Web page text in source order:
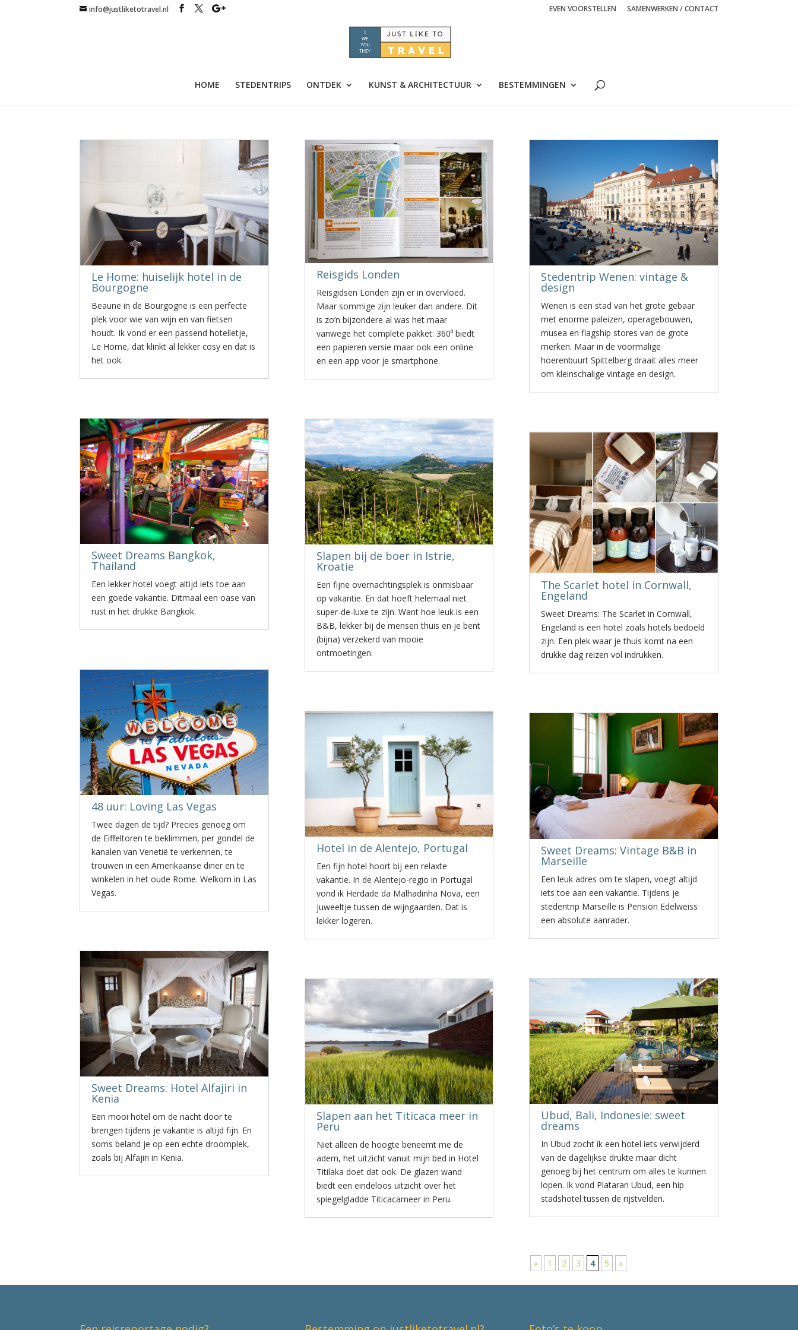
info@justliketotravel.nl EVEN VOORSTELLEN SAMENWERKEN / CONTACT
HOME STEDENTRIPS ONTDEK KUNST & ARCHITECTUUR BESTEMMINGEN
Le Home: huiselijk hotel in de
Bourgogne
Beaune in de Bourgogne is een perfecte
plek voor wie van wijn en van fietsen
houdt. Ik vond er een passend hotelletje,
Le Home, dat klinkt al lekker cosy en dat is
het ook.
Sweet Dreams Bangkok,
Thailand
Een lekker hotel voegt altijd iets toe aan
een goede vakantie. Ditmaal een oase van
rust in het drukke Bangkok.
48 uur: Loving Las Vegas
Twee dagen de tijd? Precies genoeg om
de Eiffeltoren te beklimmen, per gondel de
kanalen van Venetië te verkennen, te
trouwen in een Amerikaanse diner en te
winkelen in het oude Rome. Welkom in Las
Vegas.
Sweet Dreams: Hotel Alfajiri in
Kenia
Een mooi hotel om de nacht door te
brengen tijdens je vakantie is altijd fijn. En
soms beland je op een echte droomplek,
zoals bij Alfajiri in Kenia.
Reisgids Londen
Reisgidsen Londen zijn er in overvloed.
Maar sommige zijn leuker dan andere. Dit
is zo’n bijzondere al was het maar
vanwege het complete pakket: 360⁰ biedt
een papieren versie maar ook een online
en een app voor je smartphone.
Slapen bij de boer in Istrie,
Kroatie
Een fijne overnachtingsplek is onmisbaar
op vakantie. En dat hoeft helemaal niet
super-de-luxe te zijn. Want hoe leuk is een
B&B, lekker bij de mensen thuis en je bent
(bijna) verzekerd van mooie
ontmoetingen.
Hotel in de Alentejo, Portugal
Een fijn hotel hoort bij een relaxte
vakantie. In de Alentejo-regio in Portugal
vond ik Herdade da Malhadinha Nova, een
juweeltje tussen de wijngaarden. Dat is
lekker logeren.
Slapen aan het Titicaca meer in
Peru
Niet alleen de hoogte beneemt me de
adem, het uitzicht vanuit mijn bed in Hotel
Titilaka doet dat ook. De glazen wand
biedt een eindeloos uitzicht over het
spiegelgladde Titicacameer in Peru.
Stedentrip Wenen: vintage &
design
Wenen is een stad van het grote gebaar
met enorme paleizen, operagebouwen,
musea en flagship stores van de grote
merken. Maar in de voormalige
hoerenbuurt Spittelberg draait alles meer
om kleinschalige vintage en design.
The Scarlet hotel in Cornwall,
Engeland
Sweet Dreams: The Scarlet in Cornwall,
Engeland is een hotel zoals hotels bedoeld
zijn. Een plek waar je thuis komt na een
drukke dag reizen vol indrukken.
Sweet Dreams: Vintage B&B in
Marseille
Een leuk adres om te slapen, voegt altijd
iets toe aan een vakantie. Tijdens je
stedentrip Marseille is Pension Edelweiss
een absolute aanrader.
Ubud, Bali, Indonesie: sweet
dreams
In Ubud zocht ik een hotel iets verwijderd
van de dagelijkse drukte maar dicht
genoeg bij het centrum om alles te kunnen
lopen. Ik vond Plataran Ubud, een hip
stadshotel tussen de rijstvelden.
« 1 2 3 4 5 »